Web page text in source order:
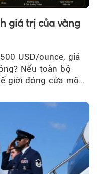
giá trị của vàng
USD/ounce, giá
Nếu toàn bộ
giới đóng cửa một